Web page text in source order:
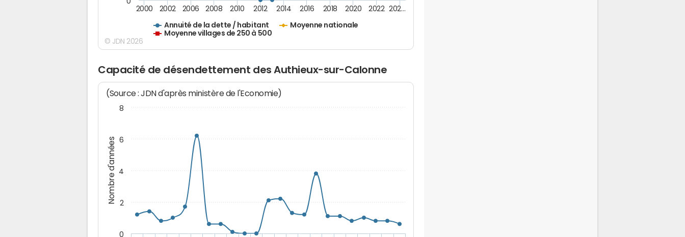
Annuité de la dette / habitant
Moyenne nationale
Moyenne villages de 250 à 500
2000 2002 2006 2008 2010 2012 2014 2016 2018 2020 2022 202…
© JDN 2026
Capacité de désendettement des Authieux-sur-Calonne
Nombre d'années
(Source : JDN d'après ministère de l'Economie)
0
2
4
6
8